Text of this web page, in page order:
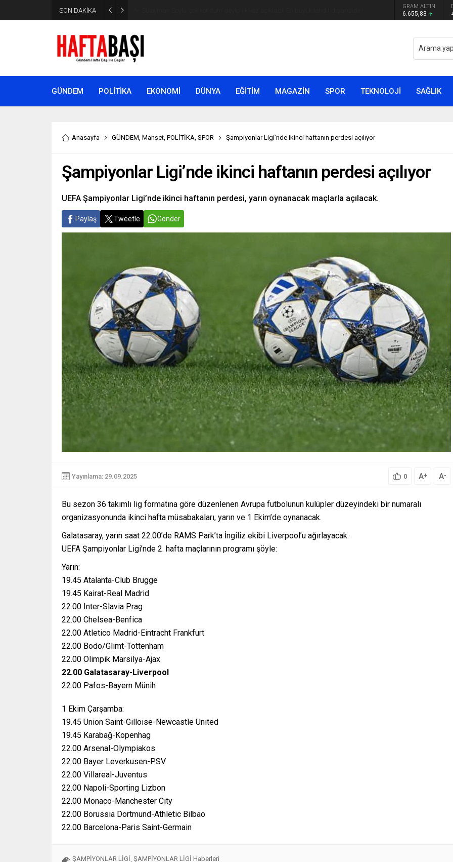
SON DAKİKA GRAM ALTIN
6.655,83
GÜNDEM POLİTİKA EKONOMİ DÜNYA EĞİTİM MAGAZİN SPOR TEKNOLOJİ SAĞLIK
Anasayfa GÜNDEM, Manşet, POLİTİKA, SPOR Şampiyonlar Ligi’nde ikinci haftanın perdesi açılıyor
Şampiyonlar Ligi’nde ikinci haftanın perdesi açılıyor
UEFA Şampiyonlar Ligi’nde ikinci haftanın perdesi, yarın oynanacak maçlarla açılacak.
Paylaş Tweetle Gönder
Yayınlama: 29.09.2025 0 A+ A-
Bu sezon 36 takımlı lig formatına göre düzenlenen Avrupa futbolunun kulüpler düzeyindeki bir numaralı
organizasyonunda ikinci hafta müsabakaları, yarın ve 1 Ekim’de oynanacak.
Galatasaray, yarın saat 22.00’de RAMS Park’ta İngiliz ekibi Liverpool’u ağırlayacak.
UEFA Şampiyonlar Ligi’nde 2. hafta maçlarının programı şöyle:
Yarın:
19.45 Atalanta-Club Brugge
19.45 Kairat-Real Madrid
22.00 Inter-Slavia Prag
22.00 Chelsea-Benfica
22.00 Atletico Madrid-Eintracht Frankfurt
22.00 Bodo/Glimt-Tottenham
22.00 Olimpik Marsilya-Ajax
22.00 Galatasaray-Liverpool
22.00 Pafos-Bayern Münih
1 Ekim Çarşamba:
19.45 Union Saint-Gilloise-Newcastle United
19.45 Karabağ-Kopenhag
22.00 Arsenal-Olympiakos
22.00 Bayer Leverkusen-PSV
22.00 Villareal-Juventus
22.00 Napoli-Sporting Lizbon
22.00 Monaco-Manchester City
22.00 Borussia Dortmund-Athletic Bilbao
22.00 Barcelona-Paris Saint-Germain
ŞAMPİYONLAR LİGİ, ŞAMPİYONLAR LİGİ Haberleri